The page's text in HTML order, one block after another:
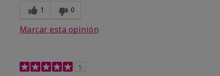
1 0
Marcar esta opinión
5